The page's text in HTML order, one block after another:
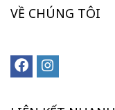
VỀ CHÚNG TÔI